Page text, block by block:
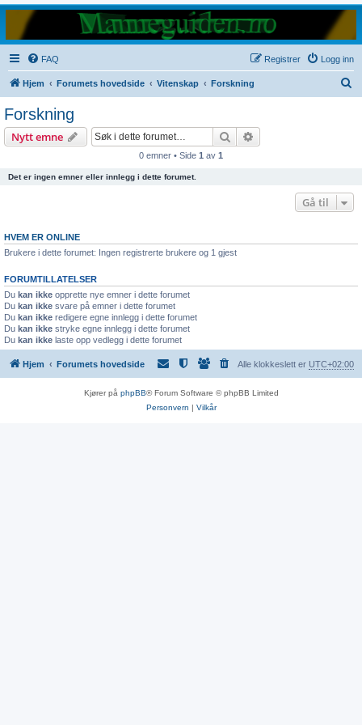
FAQ Logg inn
Registrer
Hjem Forumets hovedside Vitenskap Forskning
Forskning
Nytt emne Søk
0 emner • Side 1 av 1
Det er ingen emner eller innlegg i dette forumet.
Gå til
HVEM ER ONLINE
Brukere i dette forumet: Ingen registrerte brukere og 1 gjest
FORUMTILLATELSER
Du kan ikke opprette nye emner i dette forumet
Du kan ikke svare på emner i dette forumet
Du kan ikke redigere egne innlegg i dette forumet
Du kan ikke stryke egne innlegg i dette forumet
Du kan ikke laste opp vedlegg i dette forumet
Hjem Forumets hovedside Alle klokkeslett er UTC+02:00
Kjører på phpBB® Forum Software © phpBB Limited
Personvern | Vilkår